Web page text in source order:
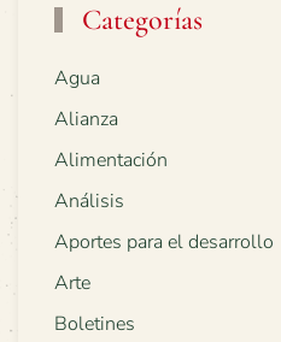
Categorías
Agua
Alianza
Alimentación
Análisis
Aportes para el desarrollo
Arte
Boletines